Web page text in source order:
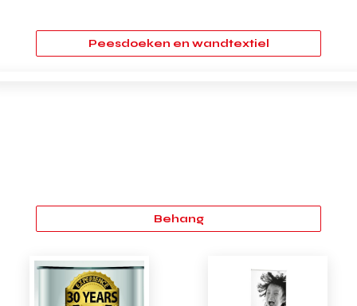
Peesdoeken en wandtextiel
Behang